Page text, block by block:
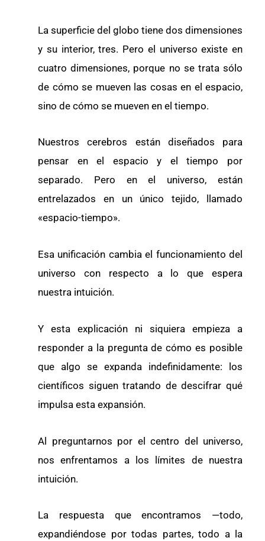
La superficie del globo tiene dos dimensiones
y su interior, tres. Pero el universo existe en
cuatro dimensiones, porque no se trata sólo
de cómo se mueven las cosas en el espacio,
sino de cómo se mueven en el tiempo.
Nuestros cerebros están diseñados para
pensar en el espacio y el tiempo por
separado. Pero en el universo, están
entrelazados en un único tejido, llamado
«espacio-tiempo».
Esa unificación cambia el funcionamiento del
universo con respecto a lo que espera
nuestra intuición.
Y esta explicación ni siquiera empieza a
responder a la pregunta de cómo es posible
que algo se expanda indefinidamente: los
científicos siguen tratando de descifrar qué
impulsa esta expansión.
Al preguntarnos por el centro del universo,
nos enfrentamos a los límites de nuestra
intuición.
La respuesta que encontramos —todo,
expandiéndose por todas partes, todo a la